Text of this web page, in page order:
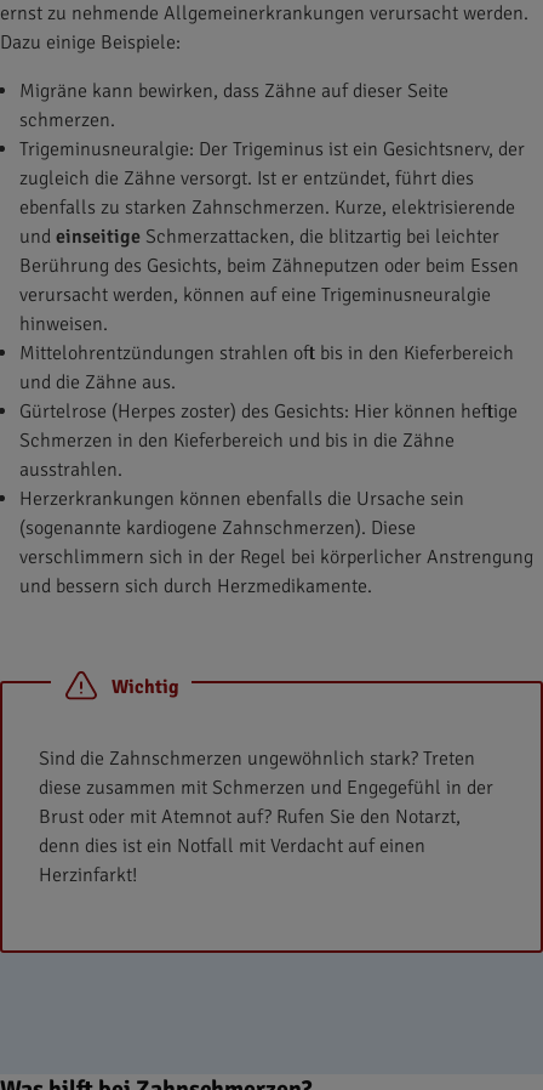
ernst zu nehmende Allgemeinerkrankungen verursacht werden.
Dazu einige Beispiele:
Migräne kann bewirken, dass Zähne auf dieser Seite
schmerzen.
Trigeminusneuralgie: Der Trigeminus ist ein Gesichtsnerv, der
zugleich die Zähne versorgt. Ist er entzündet, führt dies
ebenfalls zu starken Zahnschmerzen. Kurze, elektrisierende
und einseitige Schmerzattacken, die blitzartig bei leichter
Berührung des Gesichts, beim Zähneputzen oder beim Essen
verursacht werden, können auf eine Trigeminusneuralgie
hinweisen.
Mittelohrentzündungen strahlen oft bis in den Kieferbereich
und die Zähne aus.
Gürtelrose (Herpes zoster) des Gesichts: Hier können heftige
Schmerzen in den Kieferbereich und bis in die Zähne
ausstrahlen.
Herzerkrankungen können ebenfalls die Ursache sein
(sogenannte kardiogene Zahnschmerzen). Diese
verschlimmern sich in der Regel bei körperlicher Anstrengung
und bessern sich durch Herzmedikamente.
Wichtig
Sind die Zahnschmerzen ungewöhnlich stark? Treten
diese zusammen mit Schmerzen und Engegefühl in der
Brust oder mit Atemnot auf? Rufen Sie den Notarzt,
denn dies ist ein Notfall mit Verdacht auf einen
Herzinfarkt!